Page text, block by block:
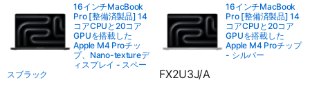
16インチMacBook
Pro [整備済製品] 14
コアCPUと20コア
GPUを搭載した
Apple M4 Proチッ
プ、Nano-textureデ
ィスプレイ - スペー
スブラック
16インチMacBook
Pro [整備済製品] 14
コアCPUと20コア
GPUを搭載した
Apple M4 Proチップ
- シルバー
FX2U3J/A